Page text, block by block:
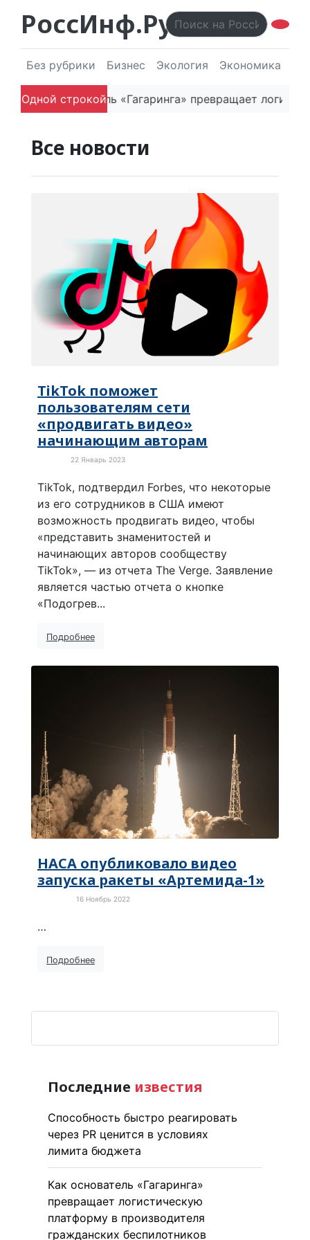
РоссИнф.Ру
Без рубрики Бизнес Экология Экономика
Одной строкой
Как основатель «Гагаринга» превращает
Все новости
TikTok поможет
пользователям сети
«продвигать видео»
начинающим авторам
22 Январь 2023
TikTok, подтвердил Forbes, что некоторые
из его сотрудников в США имеют
возможность продвигать видео, чтобы
«представить знаменитостей и
начинающих авторов сообществу
TikTok», — из отчета The Verge. Заявление
является частью отчета о кнопке
«Подогрев...
Подробнее
НАСА опубликовало видео
запуска ракеты «Артемида-1»
16 Ноябрь 2022
…
Подробнее
Последние известия
Способность быстро реагировать
через PR ценится в условиях
лимита бюджета
Как основатель «Гагаринга»
превращает логистическую
платформу в производителя
гражданских беспилотников